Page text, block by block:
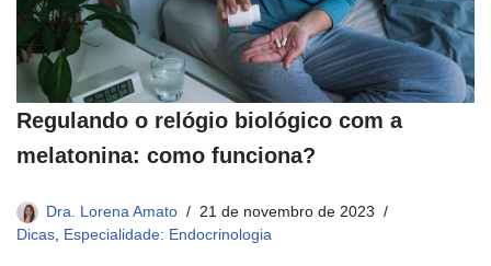
Regulando o relógio biológico com a
melatonina: como funciona?
Dra. Lorena Amato
21 de novembro de 2023
Dicas
Especialidade: Endocrinologia